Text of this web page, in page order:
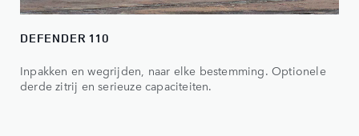
DEFENDER 110
Inpakken en wegrijden, naar elke bestemming. Optionele
derde zitrij en serieuze capaciteiten.